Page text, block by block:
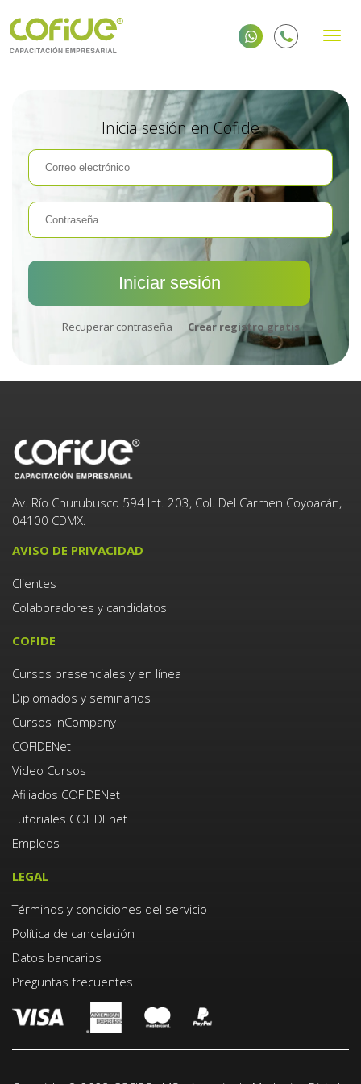
Inicia sesión en Cofide
Recuperar contraseña Crear registro gratis
Av. Río Churubusco 594 Int. 203, Col. Del Carmen Coyoacán,
04100 CDMX.
AVISO DE PRIVACIDAD
Clientes
Colaboradores y candidatos
COFIDE
Cursos presenciales y en línea
Diplomados y seminarios
Cursos InCompany
COFIDENet
Video Cursos
Afiliados COFIDENet
Tutoriales COFIDEnet
Empleos
LEGAL
Términos y condiciones del servicio
Política de cancelación
Datos bancarios
Preguntas frecuentes